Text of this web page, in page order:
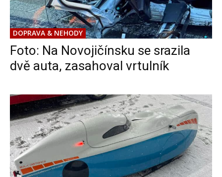
DOPRAVA & NEHODY
Foto: Na Novojičínsku se srazila
dvě auta, zasahoval vrtulník